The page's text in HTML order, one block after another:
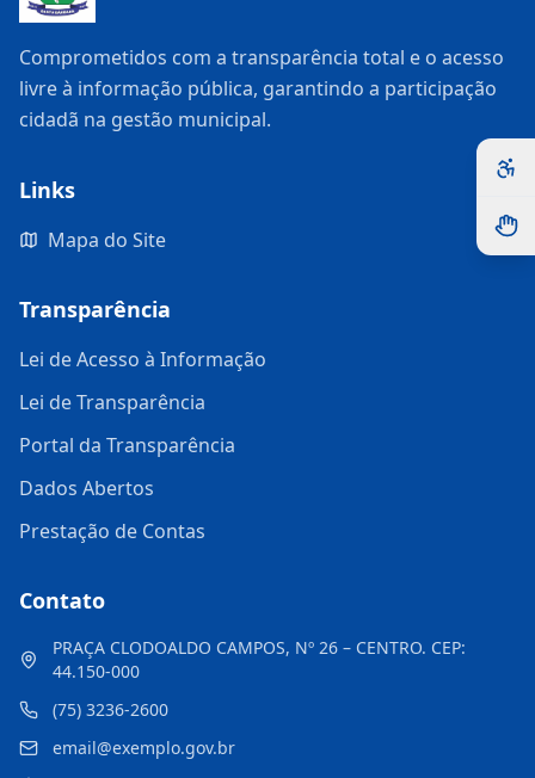
Comprometidos com a transparência total e o acesso
livre à informação pública, garantindo a participação
cidadã na gestão municipal.
Links
Mapa do Site
Transparência
Lei de Acesso à Informação
Lei de Transparência
Portal da Transparência
Dados Abertos
Prestação de Contas
Contato
PRAÇA CLODOALDO CAMPOS, Nº 26 – CENTRO. CEP:
44.150-000
(75) 3236-2600
email@exemplo.gov.br